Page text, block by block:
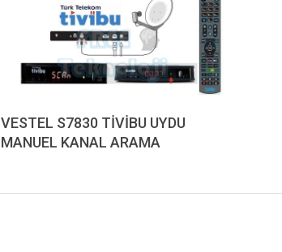
VESTEL S7830 TİVİBU UYDU
MANUEL KANAL ARAMA